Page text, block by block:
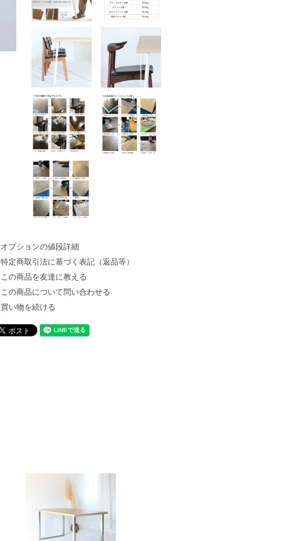
オプションの値段詳細
特定商取引法に基づく表記（返品等）
この商品を友達に教える
この商品について問い合わせる
買い物を続ける